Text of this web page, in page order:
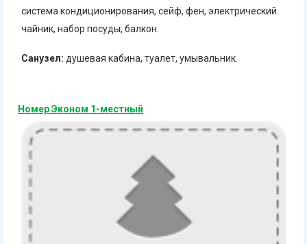
система кондиционирования, сейф, фен, электрический
чайник, набор посуды, балкон.
Санузел: душевая кабина, туалет, умывальник.
Номер Эконом 1-местный